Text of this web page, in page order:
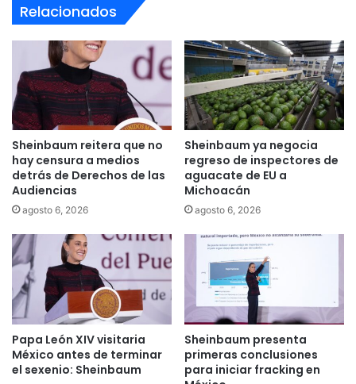
Relacionados
Sheinbaum reitera que no
hay censura a medios
detrás de Derechos de las
Audiencias
agosto 6, 2026
Sheinbaum ya negocia
regreso de inspectores de
aguacate de EU a
Michoacán
agosto 6, 2026
Papa León XIV visitaria
México antes de terminar
el sexenio: Sheinbaum
Sheinbaum presenta
primeras conclusiones
para iniciar fracking en